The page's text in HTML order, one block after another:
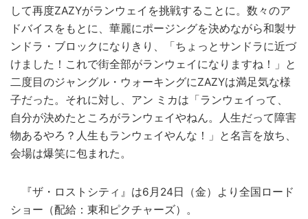
して再度ZAZYがランウェイを挑戦することに。数々のア
ドバイスをもとに、華麗にポージングを決めながら和製サ
ンドラ・ブロックになりきり、「ちょっとサンドラに近づ
けました！これで街全部がランウェイになりますね！」と
二度目のジャングル・ウォーキングにZAZYは満足気な様
子だった。それに対し、アン ミカは「ランウェイって、
自分が決めたところがランウェイやねん。人生だって障害
物あるやろ？人生もランウェイやんな！」と名言を放ち、
会場は爆笑に包まれた。
『ザ・ロストシティ』は6月24日（金）より全国ロード
ショー（配給：東和ピクチャーズ）。